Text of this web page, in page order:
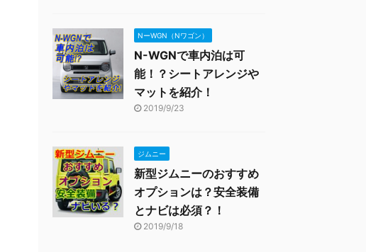
NーWGN（Nワゴン）
N-WGNで車内泊は可
能！？シートアレンジや
マットを紹介！
2019/9/23
ジムニー
新型ジムニーのおすすめ
オプションは？安全装備
とナビは必須？！
2019/9/18